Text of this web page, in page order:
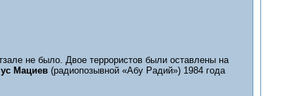
не было. Двое террористов были оставлены на
Мациев (радиопозывной «Абу Радий») 1984 года